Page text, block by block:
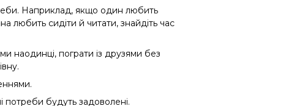
Наприклад, якщо один любить
любить сидіти й читати, знайдіть час
наодинці, пограти із друзями без
потреби будуть задоволені.